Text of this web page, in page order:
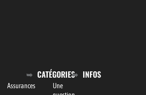
CATÉGORIES
Assurances
INFOS
Une